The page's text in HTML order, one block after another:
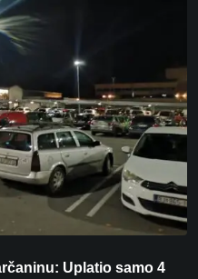
Uplatio samo 4